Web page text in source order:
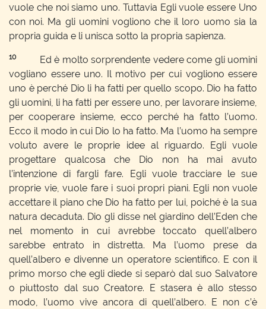
vuole che noi siamo uno. Tuttavia Egli vuole essere Uno
con noi. Ma gli uomini vogliono che il loro uomo sia la
propria guida e li unisca sotto la propria sapienza.
10Ed è molto sorprendente vedere come gli uomini
vogliano essere uno. Il motivo per cui vogliono essere
uno è perché Dio li ha fatti per quello scopo. Dio ha fatto
gli uomini, li ha fatti per essere uno, per lavorare insieme,
per cooperare insieme, ecco perché ha fatto l’uomo.
Ecco il modo in cui Dio lo ha fatto. Ma l’uomo ha sempre
voluto avere le proprie idee al riguardo. Egli vuole
progettare qualcosa che Dio non ha mai avuto
l’intenzione di fargli fare. Egli vuole tracciare le sue
proprie vie, vuole fare i suoi propri piani. Egli non vuole
accettare il piano che Dio ha fatto per lui, poiché è la sua
natura decaduta. Dio gli disse nel giardino dell’Eden che
nel momento in cui avrebbe toccato quell’albero
sarebbe entrato in distretta. Ma l’uomo prese da
quell’albero e divenne un operatore scientifico. E con il
primo morso che egli diede si separò dal suo Salvatore
o piuttosto dal suo Creatore. E stasera è allo stesso
modo, l’uomo vive ancora di quell’albero. E non c’è